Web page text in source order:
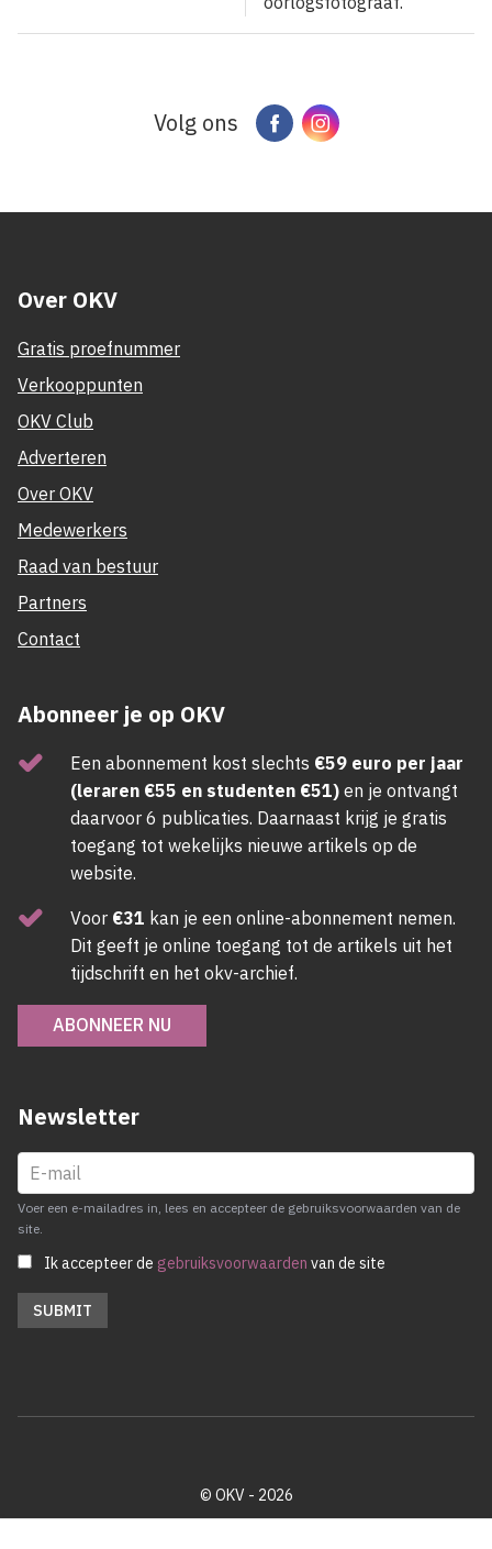
Volg ons FacebookInstagram
Over OKV
Gratis proefnummer
Verkooppunten
OKV Club
Adverteren
Over OKV
Medewerkers
Raad van bestuur
Partners
Contact
Abonneer je op OKV
Een abonnement kost slechts €59 euro per jaar
(leraren €55 en studenten €51) en je ontvangt
daarvoor 6 publicaties. Daarnaast krijg je gratis
toegang tot wekelijks nieuwe artikels op de
website.
Voor €31 kan je een online-abonnement nemen.
Dit geeft je online toegang tot de artikels uit het
tijdschrift en het okv-archief.
ABONNEER NU
Newsletter
Voer een e-mailadres in, lees en accepteer de gebruiksvoorwaarden van de
site.
Ik accepteer de gebruiksvoorwaarden van de site
© OKV - 2026